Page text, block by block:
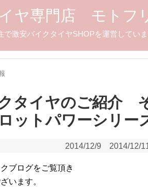
ヤ専門店 モトフ
で激安バイクタイヤSHOPを運営してい
タイヤのご紹介
ットパワーシリー
2014/12/9 2014/12/
ブログをご覧頂き
います。